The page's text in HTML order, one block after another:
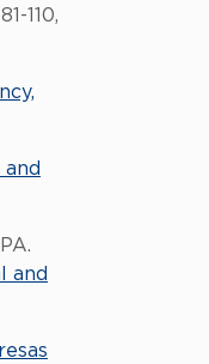
110,
and